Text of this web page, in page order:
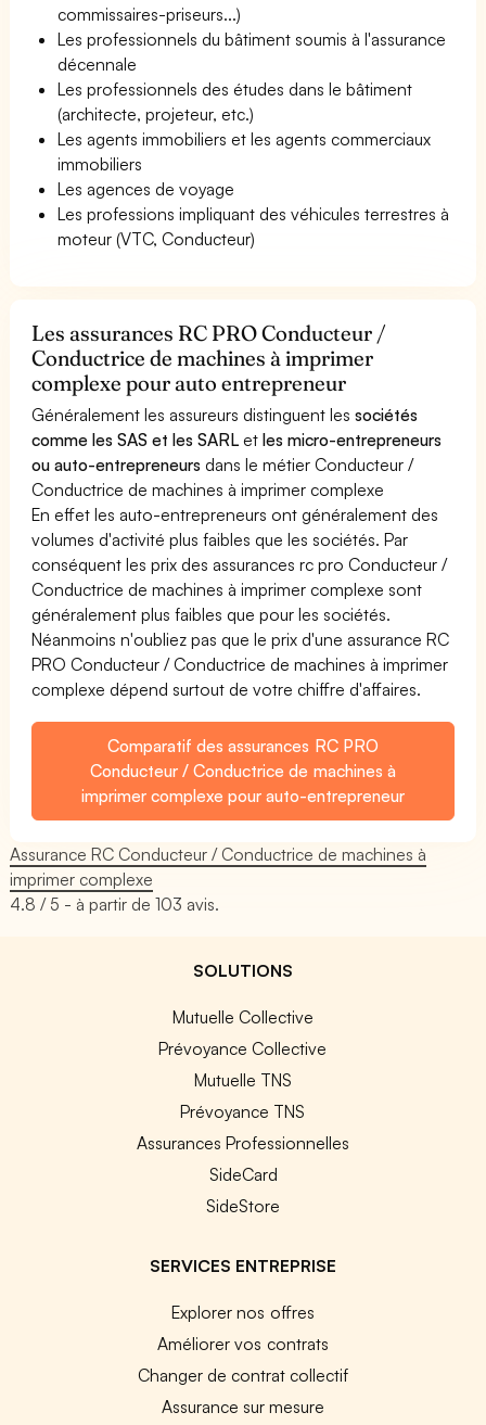
commissaires-priseurs...)
Les professionnels du bâtiment soumis à l'assurance
décennale
Les professionnels des études dans le bâtiment
(architecte, projeteur, etc.)
Les agents immobiliers et les agents commerciaux
immobiliers
Les agences de voyage
Les professions impliquant des véhicules terrestres à
moteur (VTC, Conducteur)
Les assurances RC PRO Conducteur /
Conductrice de machines à imprimer
complexe pour auto entrepreneur
Généralement les assureurs distinguent lessociétés
comme les SAS et les SARL etles micro-entrepreneurs
ou auto-entrepreneurs dans le métier Conducteur /
Conductrice de machines à imprimer complexe
En effet les auto-entrepreneurs ont généralement des
volumes d'activité plus faibles que les sociétés. Par
conséquent les prix des assurances rc pro Conducteur /
Conductrice de machines à imprimer complexe sont
généralement plus faibles que pour les sociétés.
Néanmoins n'oubliez pas que le prix d'une assurance RC
PRO Conducteur / Conductrice de machines à imprimer
complexe dépend surtout de votre chiffre d'affaires.
Comparatif des assurances RC PRO
Conducteur / Conductrice de machines à
imprimer complexe pour auto-entrepreneur
Assurance RC Conducteur / Conductrice de machines à
imprimer complexe
4.8 / 5 - à partir de103 avis.
SOLUTIONS
Mutuelle Collective
Prévoyance Collective
Mutuelle TNS
Prévoyance TNS
Assurances Professionnelles
SideCard
SideStore
SERVICES ENTREPRISE
Explorer nos offres
Améliorer vos contrats
Changer de contrat collectif
Assurance sur mesure